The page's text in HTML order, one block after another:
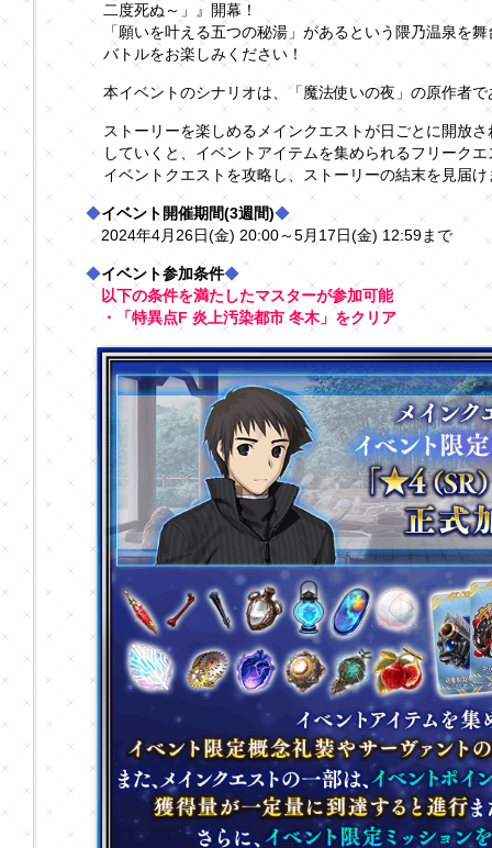
二度死ぬ～」』開幕！
「願いを叶える五つの秘湯」があるという隈乃温泉を
バトルをお楽しみください！
本イベントのシナリオは、「魔法使いの夜」の原作者で
ストーリーを楽しめるメインクエストが日ごとに開放
していくと、イベントアイテムを集められるフリーク
イベントクエストを攻略し、ストーリーの結末を見届
◆イベント開催期間(3週間)◆
2024年4月26日(金) 20:00～5月17日(金) 12:59まで
◆イベント参加条件◆
以下の条件を満たしたマスターが参加可能
・「特異点F 炎上汚染都市 冬木」をクリア